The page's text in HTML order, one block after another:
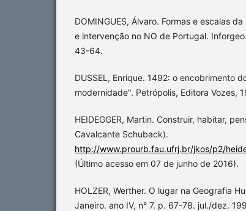
DOMINGUES, Álvaro. Formas e escalas
e intervenção no NO de Portugal.
43-64.
DUSSEL, Enrique. 1492: o encobrimento
modernidade". Petrópolis, Editora Vozes,
HEIDEGGER, Martin. Construir, habitar,
Cavalcante Schuback).
http://www.prourb.fau.ufrj.br/jkos/p2/
(Último acesso em 07 de junho de 2016).
HOLZER, Werther. O lugar na Geografia
Janeiro. ano IV, n° 7. p. 67-78. jul./dez.